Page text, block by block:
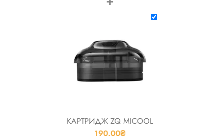
КАРТРИДЖ ZQ MICOOL
190.00₴